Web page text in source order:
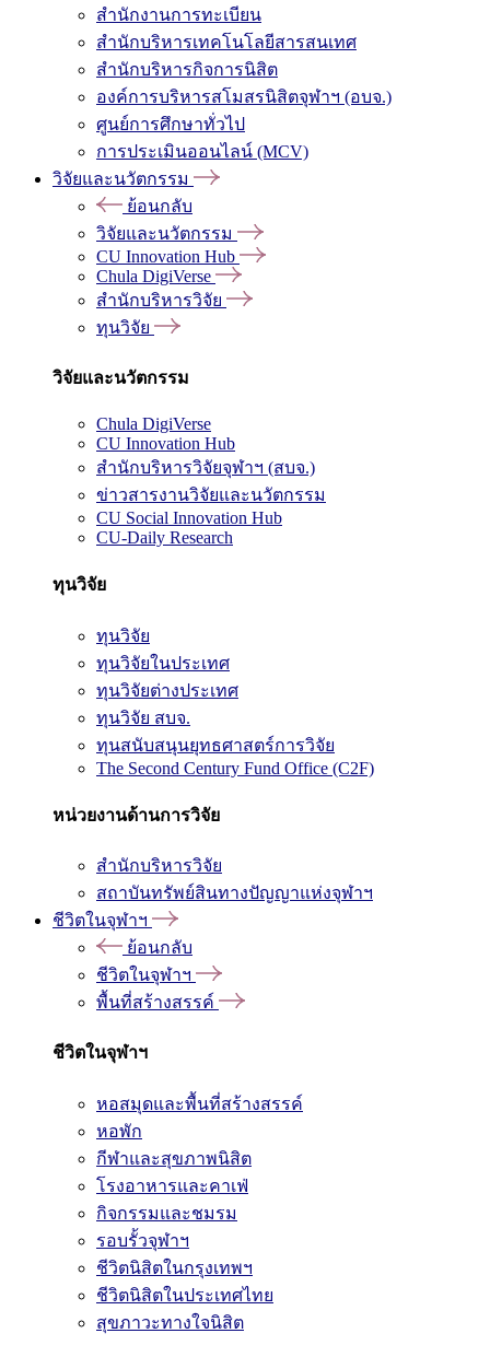
สำนักงานการทะเบียน
สำนักบริหารเทคโนโลยีสารสนเทศ
สำนักบริหารกิจการนิสิต
องค์การบริหารสโมสรนิสิตจุฬาฯ (อบจ.)
ศูนย์การศึกษาทั่วไป
การประเมินออนไลน์ (MCV)
วิจัยและนวัตกรรม
ย้อนกลับ
วิจัยและนวัตกรรม
CU Innovation Hub
Chula DigiVerse
สำนักบริหารวิจัย
ทุนวิจัย
วิจัยและนวัตกรรม
Chula DigiVerse
CU Innovation Hub
สำนักบริหารวิจัยจุฬาฯ (สบจ.)
ข่าวสารงานวิจัยและนวัตกรรม
CU Social Innovation Hub
CU-Daily Research
ทุนวิจัย
ทุนวิจัย
ทุนวิจัยในประเทศ
ทุนวิจัยต่างประเทศ
ทุนวิจัย สบจ.
ทุนสนับสนุนยุทธศาสตร์การวิจัย
The Second Century Fund Office (C2F)
หน่วยงานด้านการวิจัย
สำนักบริหารวิจัย
สถาบันทรัพย์สินทางปัญญาแห่งจุฬาฯ
ชีวิตในจุฬาฯ
ย้อนกลับ
ชีวิตในจุฬาฯ
พื้นที่สร้างสรรค์
ชีวิตในจุฬาฯ
หอสมุดและพื้นที่สร้างสรรค์
หอพัก
กีฬาและสุขภาพนิสิต
โรงอาหารและคาเฟ่
กิจกรรมและชมรม
รอบรั้วจุฬาฯ
ชีวิตนิสิตในกรุงเทพฯ
ชีวิตนิสิตในประเทศไทย
สุขภาวะทางใจนิสิต